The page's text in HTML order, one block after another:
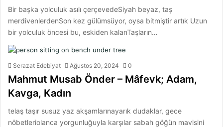
Bir başka yolculuk asılı çerçevedeSiyah beyaz, taş
merdivenlerdenSon kez gülümsüyor, oysa bitmiştir artık Uzun
bir yolculuk öncesi bu, eskiden kalanTaşların…
Serazat Edebiyat Ağustos 20, 2024 0
Mahmut Musab Önder – Mâfevk; Adam,
Kavga, Kadın
telaş taşır susuz yaz akşamlarınayarık dudaklar, gece
nöbetleriolanca yorgunluğuyla karşılar sabah göğün mavisini